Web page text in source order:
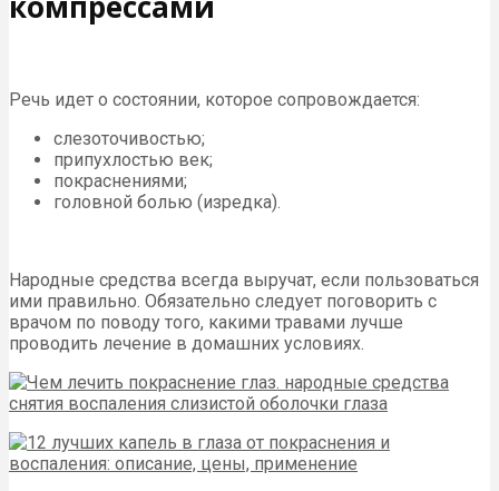
Речь идет о состоянии, которое сопровождается:
слезоточивостью;
припухлостью век;
покраснениями;
головной болью (изредка).
Народные средства всегда выручат, если пользоваться
ими правильно. Обязательно следует поговорить с
врачом по поводу того, какими травами лучше
проводить лечение в домашних условиях.